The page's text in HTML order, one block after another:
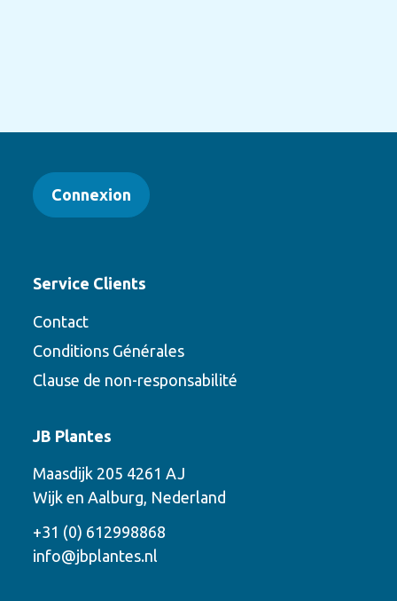
options suivantes
Connexion
Service Clients
Contact
Conditions Générales
Clause de non-responsabilité
JB Plantes
Maasdijk 205 4261 AJ
Wijk en Aalburg, Nederland
+31 (0) 612998868
info@jbplantes.nl